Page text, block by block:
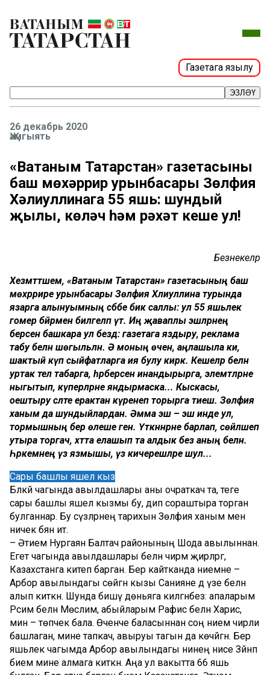
Газетага язылу
ЭЗЛӘҮ
26 декабрь 2020
Җәмгыять
«Ватаным Татарстан» газетасының
баш мөхәррир урынбасары Зөлфия
Хәлиуллинага 55 яшь: шундый
җылы, көләч һәм рәхәт кеше ул!
Безнекеләр
Хезмәттәшем, «Ватаным Татарстан» газетасының баш
мөхәррире урынбасары Зөлфия Хәлиуллина турында
язарга алынуымның сәбәбе бик саллы: ул 55 яшьлек
гомер бәйрәмен билгеләп үтә. Иң җаваплы эшләрнең
берсен башкара ул бездә: газетага яздыру, реклама
табу белән шөгыльләнә. Ә моның өчен, аңлашыла ки,
шактый күп сыйфатларга ия булу кирәк. Кешеләр белән
уртак тел табарга, һәрберсен инандырырга, элемтәләрне
ныгытып, күперләрне яндырмаска... Кыс­касы,
оештыру сәләте ерактан күренеп торырга тиеш. Зөлфия
ханым да шундыйлардан. Әмма эш – эш инде ул,
тормышның бер өлеше генә. Үткәннәрне барлап, сөйләшеп
утыра торгач, хәтта елашып та алдык без аның белән.
Һәркемнең үз язмышы, үз киче­реш­ләре шул...
Сары башлы яшел кыз
Бәләкәй чагында авылдашлары аны очраткач та, теге
сары башлы яшел кызмы бу, дип сораштыра торган
булганнар. Бу сүзләрнең тарихын Зөлфия ханым менә
ничек бәян итә.
– Әтием Нургаян Балтач районының Шода авылыннан.
Егет чагында авылдашлары белән чирәм җирләргә,
Казахстанга китеп барган. Бер кайтканда әниемне –
Арбор авылындагы сөйгән кызы Санияне дә үзе белән
алып киткән. Шунда бишәү дөньяга килгәнбез: апаларым
Рәсимә белән Мөслимә, абыйларым Рафис белән Харис,
мин – төпчек бала. Өченче баласыннан соң әнием чирли
башлаган, мине тапкач, авыруы тагын да көчәйгән. Бер
яшьлек чагымда Арбор авылындагы әнинең әнисе Зәйнәп
әбием мине алмага киткән. Аңа ул вакытта 66 яшь